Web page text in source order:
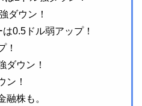
ダウン！
0.5ドル弱アップ！
！
ウン！
ン！
株も。